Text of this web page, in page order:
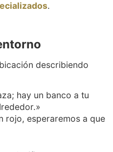
.
describiendo
hay un banco a tu
rojo, esperaremos a que